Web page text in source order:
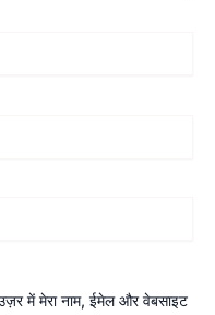
में मेरा नाम, ईमेल और वेबसाइट